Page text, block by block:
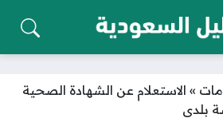
» الاستعلام عن الشهادة الصحية
بلدي